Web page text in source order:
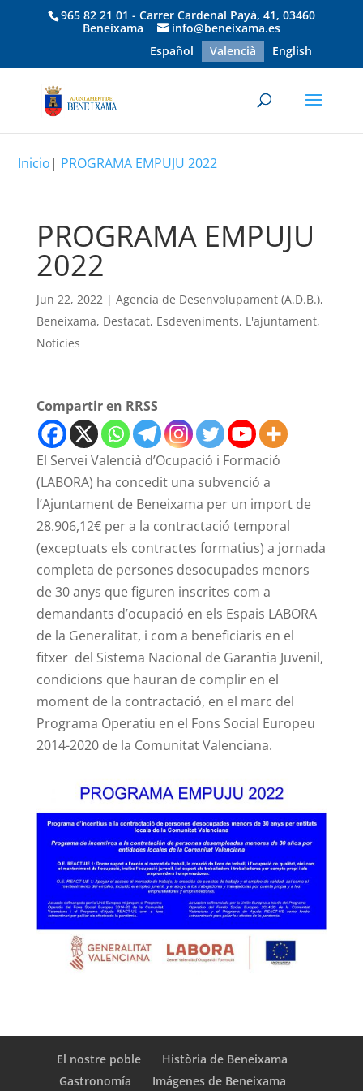
965 82 21 01 - Carrer Cardenal Payà, 41, 03460
Beneixama
info@beneixama.es
Español
Valencià English
Inicio| PROGRAMA EMPUJU 2022
PROGRAMA EMPUJU
2022
Jun 22, 2022| Agencia de Desenvolupament (A.D.B.),
Beneixama, Destacat, Esdeveniments, L'ajuntament,
Notícies
Compartir en RRSS
El Servei Valencià d’Ocupació i Formació
(LABORA) ha concedit una subvenció a
l’Ajuntament de Beneixama per un import de
28.906,12€ per a la contractació temporal
(exceptuats els contractes formatius) a jornada
completa de persones desocupades menors
de 30 anys que figuren inscrites com a
demandants d’ocupació en els Espais LABORA
de la Generalitat, i com a beneficiaris en el
fitxer del Sistema Nacional de Garantia Juvenil,
condicions que hauran de complir en el
moment de la contractació, en el marc del
Programa Operatiu en el Fons Social Europeu
2014-2020 de la Comunitat Valenciana.
El nostre poble
Història de Beneixama
Gastronomía
Imágenes de Beneixama